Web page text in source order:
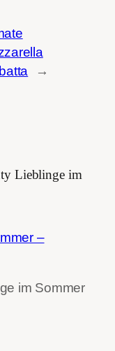
→
Lieblinge im
–
im Sommer